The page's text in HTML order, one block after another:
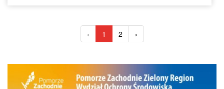
‹ 1 2 ›